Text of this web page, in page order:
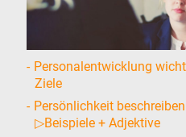
Personalentwicklung
Ziele
Persönlichkeit
▷Beispiele + Adjektive